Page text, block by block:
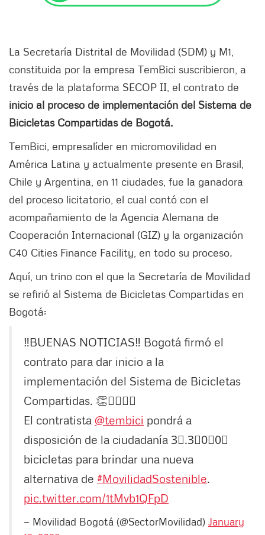
La Secretaría Distrital de Movilidad (SDM) y M1,
constituida por la empresa TemBici suscribieron, a
través de la plataforma SECOP II, el contrato de
inicio al proceso de implementación del Sistema de
Bicicletas Compartidas de Bogotá.
TemBici, empresalíder en micromovilidad en
América Latina y actualmente presente en Brasil,
Chile y Argentina, en 11 ciudades, fue la ganadora
del proceso licitatorio, el cual contó con el
acompañamiento de la Agencia Alemana de
Cooperación Internacional (GIZ) y la organización
C40 Cities Finance Facility, en todo su proceso.
Aquí, un trino con el que la Secretaría de Movilidad
se refirió al Sistema de Bicicletas Compartidas en
Bogotá:
‼️BUENAS NOTICIAS‼️ Bogotá firmó el
contrato para dar inicio a la
implementación del Sistema de Bicicletas
Compartidas. 👏🚴‍♀️🚴‍♂️
El contratista @tembici pondrá a
disposición de la ciudadanía 3⃣.3⃣0⃣0⃣
bicicletas para brindar una nueva
alternativa de #MovilidadSostenible.
pic.twitter.com/1tMvb1QFpD
— Movilidad Bogotá (@SectorMovilidad) January